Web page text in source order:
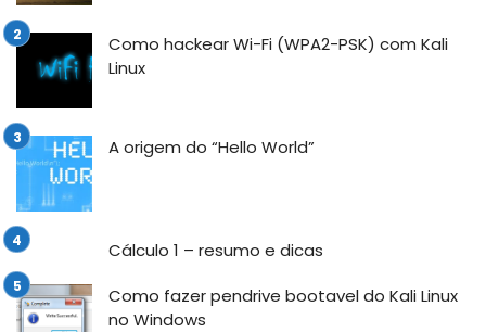
Como hackear Wi-Fi (WPA2-PSK) com Kali
Linux
A origem do “Hello World”
Cálculo 1 – resumo e dicas
Como fazer pendrive bootavel do Kali Linux
no Windows